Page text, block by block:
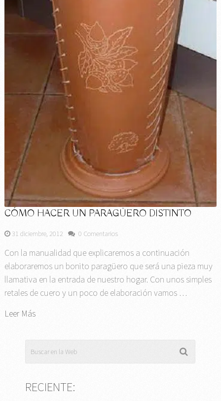
CÓMO HACER UN PARAGÜERO DISTINTO
31 diciembre, 2012 0 Comentarios
Con la manualidad que explicaremos a continuación
elaboraremos un bonito paragüero que será una pieza muy
llamativa en la entrada de nuestro hogar. Con unos simples
retales de cuero y un poco de elaboración vamos …
Leer Más
RECIENTE: